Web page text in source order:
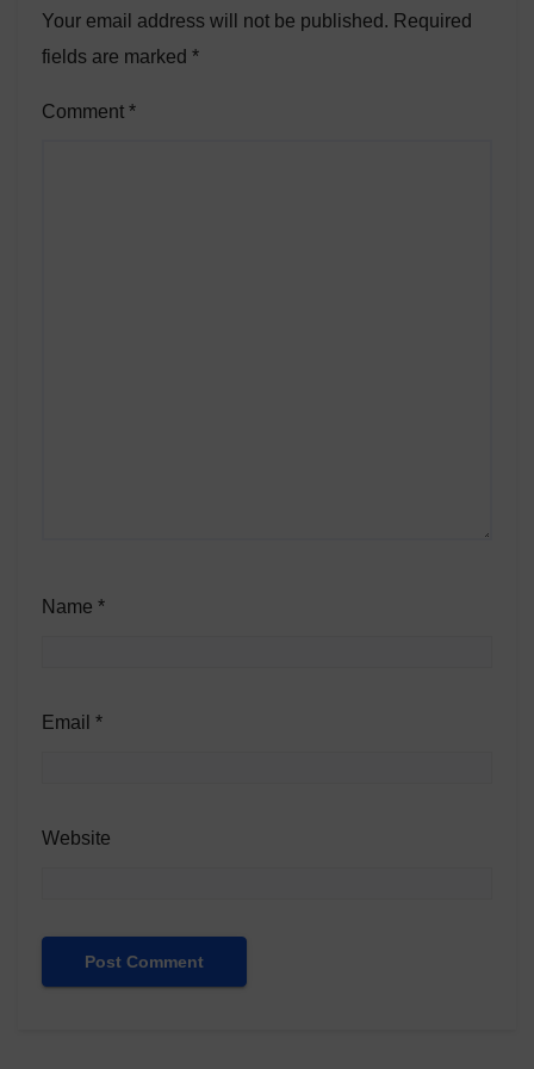
Your email address will not be published. Required
fields are marked *
Comment *
Name *
Email *
Website